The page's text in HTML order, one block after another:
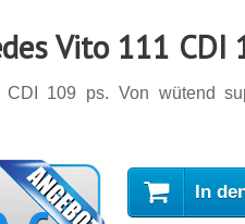
Vito 111 CDI
109 ps. Von wütend
In